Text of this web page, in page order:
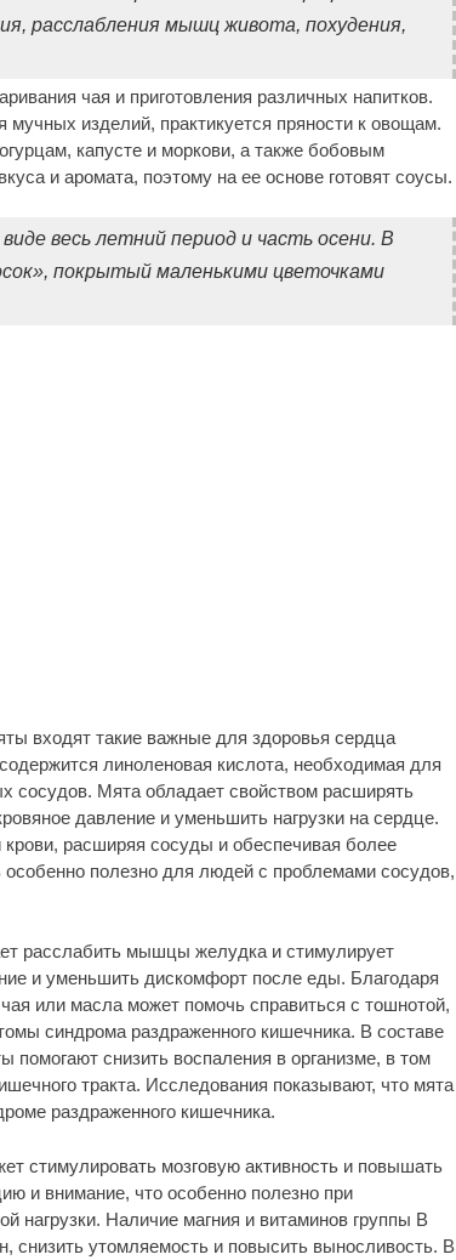
расслабления мышц живота, похудения,
чая и приготовления различных напитков.
изделий, практикуется пряности к овощам.
капусте и моркови, а также бобовым
и аромата, поэтому на ее основе готовят соусы.
весь летний период и часть осени. В
покрытый маленькими цветочками
входят такие важные для здоровья сердца
линоленовая кислота, необходимая для
сосудов. Мята обладает свойством расширять
давление и уменьшить нагрузки на сердце.
расширяя сосуды и обеспечивая более
полезно для людей с проблемами сосудов,
расслабить мышцы желудка и стимулирует
и уменьшить дискомфорт после еды. Благодаря
или масла может помочь справиться с тошнотой,
синдрома раздраженного кишечника. В составе
помогают снизить воспаления в организме, в том
тракта. Исследования показывают, что мята
раздраженного кишечника.
стимулировать мозговую активность и повышать
и внимание, что особенно полезно при
нагрузки. Наличие магния и витаминов группы В
снизить утомляемость и повысить выносливость. В